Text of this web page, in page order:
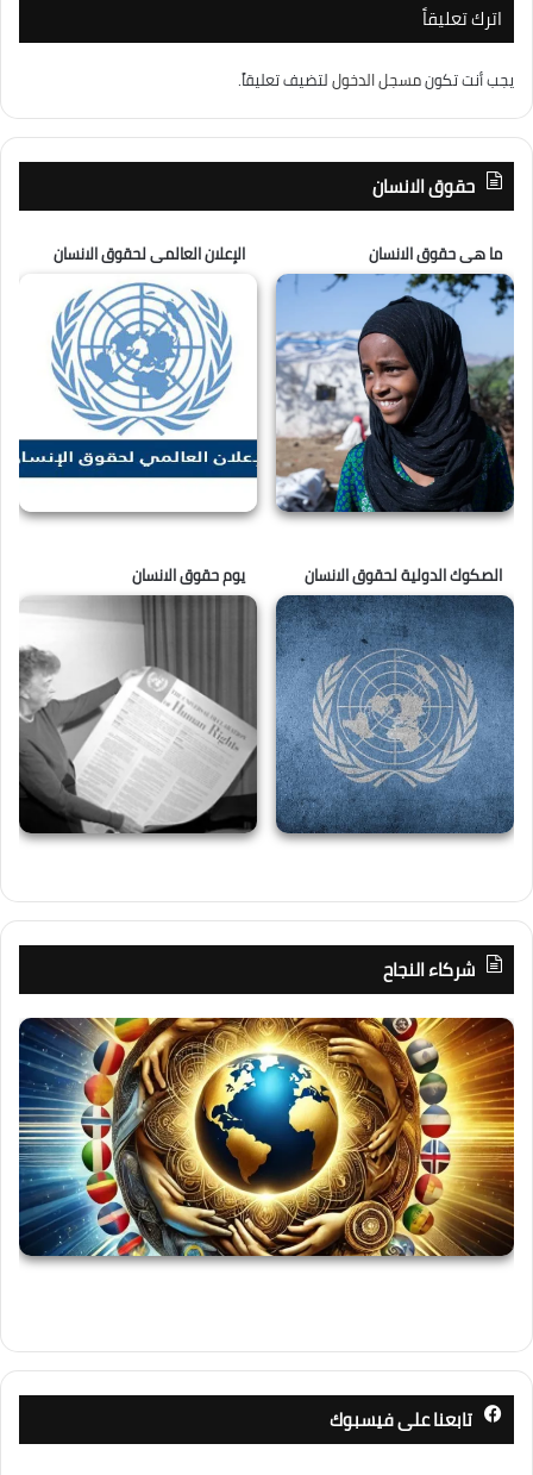
اترك تعليقاً
يجب أنت تكونمسجل الدخوللتضيف تعليقاً.
حقوق الانسان
ما هى حقوق الانسان الإعلان العالمى لحقوق الانسان
الصكوك الدولية لحقوق الانسان يوم حقوق الانسان
شركاء النجاح
تابعنا على فيسبوك